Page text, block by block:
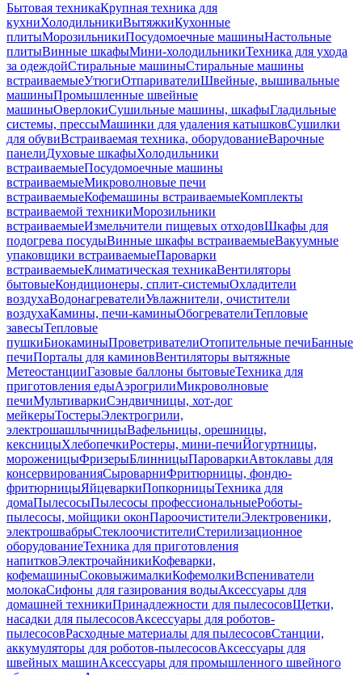
Бытовая техникаКрупная техника для
кухниХолодильникиВытяжкиКухонные
плитыМорозильникиПосудомоечные машиныНастольные
плитыВинные шкафыМини-холодильникиТехника для ухода
за одеждойСтиральные машиныСтиральные машины
встраиваемыеУтюгиОтпаривателиШвейные, вышивальные
машиныПромышленные швейные
машиныОверлокиСушильные машины, шкафыГладильные
системы, прессыМашинки для удаления катышковСушилки
для обувиВстраиваемая техника, оборудованиеВарочные
панелиДуховые шкафыХолодильники
встраиваемыеПосудомоечные машины
встраиваемыеМикроволновые печи
встраиваемыеКофемашины встраиваемыеКомплекты
встраиваемой техникиМорозильники
встраиваемыеИзмельчители пищевых отходовШкафы для
подогрева посудыВинные шкафы встраиваемыеВакуумные
упаковщики встраиваемыеПароварки
встраиваемыеКлиматическая техникаВентиляторы
бытовыеКондиционеры, сплит-системыОхладители
воздухаВодонагревателиУвлажнители, очистители
воздухаКамины, печи-каминыОбогревателиТепловые
завесыТепловые
пушкиБиокаминыПроветривателиОтопительные печиБанные
печиПорталы для каминовВентиляторы вытяжные
МетеостанцииГазовые баллоны бытовыеТехника для
приготовления едыАэрогрилиМикроволновые
печиМультиваркиСэндвичницы, хот-дог
мейкерыТостерыЭлектрогрили,
электрошашлычницыВафельницы, орешницы,
кексницыХлебопечкиРостеры, мини-печиЙогуртницы,
мороженицыФризерыБлинницыПароваркиАвтоклавы для
консервированияСыроварниФритюрницы, фондю-
фритюрницыЯйцеваркиПопкорницыТехника для
домаПылесосыПылесосы профессиональныеРоботы-
пылесосы, мойщики оконПароочистителиЭлектровеники,
электрошвабрыСтеклоочистителиСтерилизационное
оборудованиеТехника для приготовления
напитковЭлектрочайникиКофеварки,
кофемашиныСоковыжималкиКофемолкиВспениватели
молокаСифоны для газирования водыАксессуары для
домашней техникиПринадлежности для пылесосовЩетки,
насадки для пылесосовАксессуары для роботов-
пылесосовРасходные материалы для пылесосовСтанции,
аккумуляторы для роботов-пылесосовАксессуары для
швейных машинАксессуары для промышленного швейного